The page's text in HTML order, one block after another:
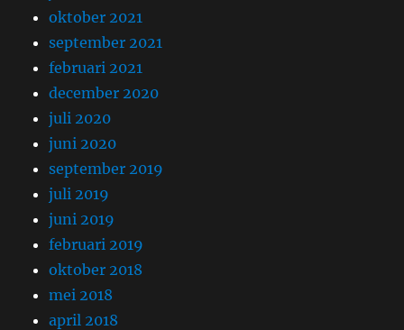
oktober 2021
september 2021
februari 2021
december 2020
juli 2020
juni 2020
september 2019
juli 2019
juni 2019
februari 2019
oktober 2018
mei 2018
april 2018